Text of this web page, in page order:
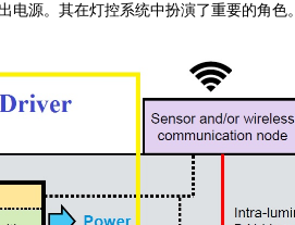
源。其在灯控系统中扮演了重要的角色。